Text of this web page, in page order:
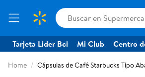
Tarjeta Lider Bci Mi Club Centro
Home Cápsulas de Café Starbucks Tipo